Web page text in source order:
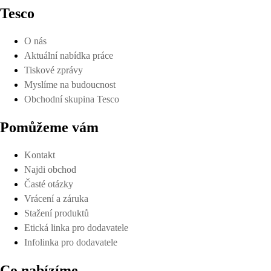
Tesco
O nás
Aktuální nabídka práce
Tiskové zprávy
Myslíme na budoucnost
Obchodní skupina Tesco
Pomůžeme vám
Kontakt
Najdi obchod
Časté otázky
Vrácení a záruka
Stažení produktů
Etická linka pro dodavatele
Infolinka pro dodavatele